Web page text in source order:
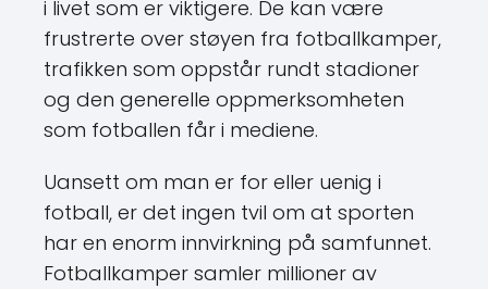
i livet som er viktigere. De kan være
frustrerte over støyen fra fotballkamper,
trafikken som oppstår rundt stadioner
og den generelle oppmerksomheten
som fotballen får i mediene.
Uansett om man er for eller uenig i
fotball, er det ingen tvil om at sporten
har en enorm innvirkning på samfunnet.
Fotballkamper samler millioner av